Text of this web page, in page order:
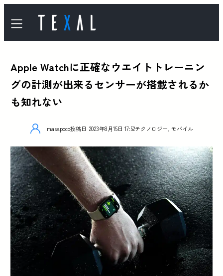
Apple Watchに正確なウエイトトレーニン
グの計測が出来るセンサーが搭載されるか
も知れない
masapoco投稿日 2023年8月15日 17:52テクノロジー モバイル